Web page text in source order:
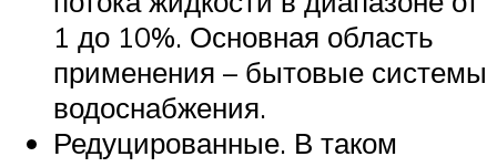
1 до 10%. Основная область
применения – бытовые системы
водоснабжения.
Редуцированные. В таком